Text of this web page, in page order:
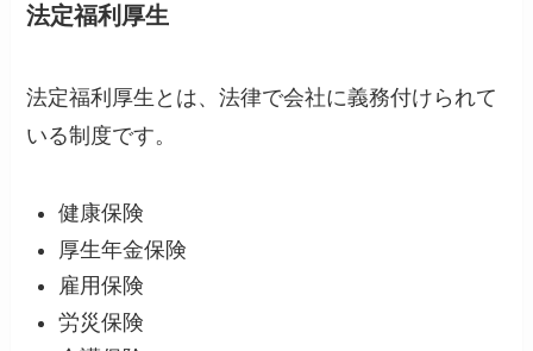
法定福利厚生
法定福利厚生とは、法律で会社に義務付けられて
いる制度です。
健康保険
厚生年金保険
雇用保険
労災保険